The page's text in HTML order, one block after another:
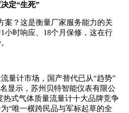
定“生死”
案？这是衡量厂家服务能力的关
小时响应、18个月保修，这在行
量计市场，国产替代已从“趋势”
显示，苏州贝特智能仪表有限公
热式气体质量流量计十大品牌竞争
“唯一横跨民品与军标起草的全